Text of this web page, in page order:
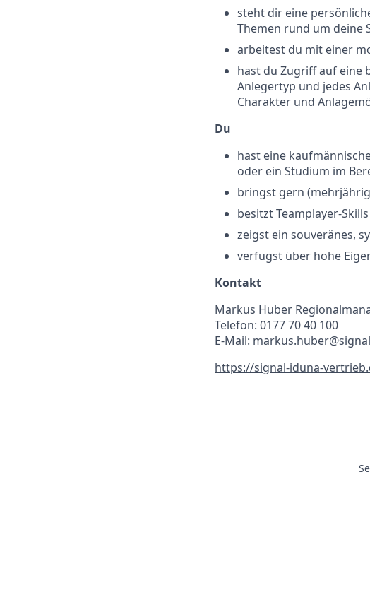
steht dir eine
Themen rund um deine
arbeitest du mit einer
hast du Zugriff auf eine
Anlegertyp und jedes
Charakter und
Du
hast eine
oder ein Studium im
bringst gern
besitzt Teamplayer-
zeigst ein souveränes,
verfügst über hohe
Kontakt
Markus Huber
Telefon: 0177 70 40 100
E-Mail:
https://signal-iduna-